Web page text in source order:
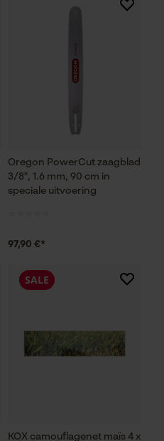
Oregon PowerCut zaagblad
3/8", 1.6 mm, 90 cm in
speciale uitvoering
97,90 €*
KOX camouflagenet maïs 4 x
SALE